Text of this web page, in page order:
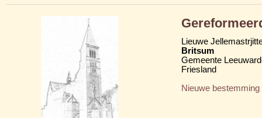
Lieuwe
Britsum
Gemeente
Friesland
Nieuwe bestemming